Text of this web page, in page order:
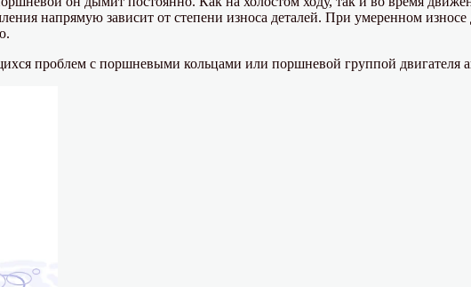
напрямую зависит от степени износа деталей. При умеренном
проблем с поршневыми кольцами или поршневой группой двигателя